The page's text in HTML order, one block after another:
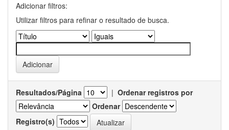
Adicionar filtros:
Utilizar filtros para refinar o resultado de busca.
Resultados/Página | Ordenar registros por
Ordenar
Registro(s)